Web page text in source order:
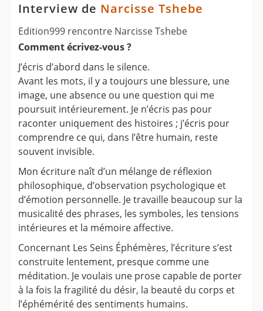
Interview de Narcisse Tshebe
Edition999 rencontre Narcisse Tshebe
Comment écrivez-vous ?
J’écris d’abord dans le silence.
Avant les mots, il y a toujours une blessure, une
image, une absence ou une question qui me
poursuit intérieurement. Je n’écris pas pour
raconter uniquement des histoires ; j’écris pour
comprendre ce qui, dans l’être humain, reste
souvent invisible.
Mon écriture naît d’un mélange de réflexion
philosophique, d’observation psychologique et
d’émotion personnelle. Je travaille beaucoup sur la
musicalité des phrases, les symboles, les tensions
intérieures et la mémoire affective.
Concernant Les Seins Éphémères, l’écriture s’est
construite lentement, presque comme une
méditation. Je voulais une prose capable de porter
à la fois la fragilité du désir, la beauté du corps et
l’éphémérité des sentiments humains.